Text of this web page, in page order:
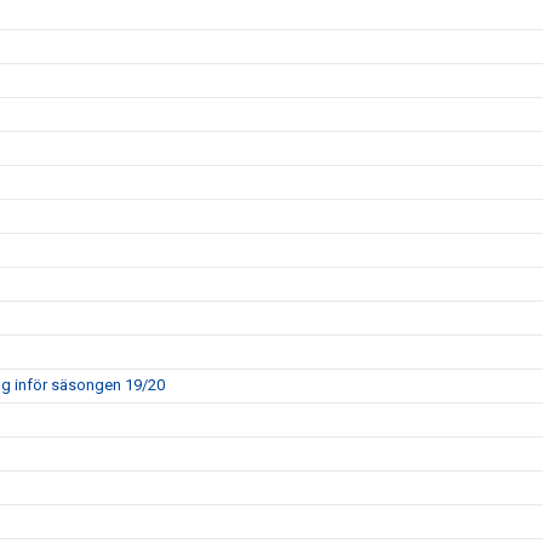
inför säsongen 19/20